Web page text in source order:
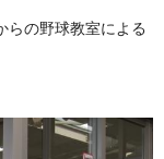
らの野球教室による